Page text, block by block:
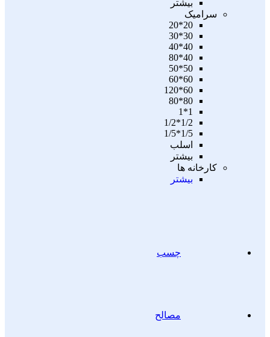
بیشتر
سرامیک
20*20
30*30
40*40
40*80
50*50
60*60
60*120
80*80
1*1
1/2*1/2
1/5*1/5
اسلب
بیشتر
کارخانه ها
بیشتر
چسب
مصالح